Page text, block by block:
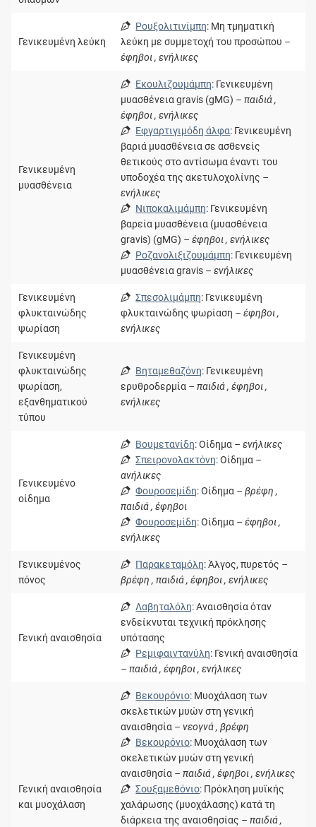
Γενικευμένη λεύκη
Ρουξολιτινίμπη: Μη τμηματική
λεύκη με συμμετοχή του προσώπου –
έφηβοι , ενήλικες
Γενικευμένη
μυασθένεια
Εκουλιζουμάμπη: Γενικευμένη
μυασθένεια gravis (gMG) – παιδιά ,
έφηβοι , ενήλικες
Εφγαρτιγιμόδη άλφα: Γενικευμένη
βαριά μυασθένεια σε ασθενείς
θετικούς στο αντίσωμα έναντι του
υποδοχέα της ακετυλοχολίνης –
ενήλικες
Νιποκαλιμάμπη: Γενικευμένη
βαρεία μυασθένεια (μυασθένεια
gravis) (gMG) – έφηβοι , ενήλικες
Ροζανολιξιζουμάμπη: Γενικευμένη
μυασθένεια gravis – ενήλικες
Γενικευμένη
φλυκταινώδης
ψωρίαση
Σπεσολιμάμπη: Γενικευμένη
φλυκταινώδης ψωρίαση – έφηβοι ,
ενήλικες
Γενικευμένη
φλυκταινώδης
ψωρίαση,
εξανθηματικού
τύπου
Βηταμεθαζόνη: Γενικευμένη
ερυθροδερμία – παιδιά , έφηβοι ,
ενήλικες
Γενικευμένο
οίδημα
Βουμετανίδη: Οίδημα – ενήλικες
Σπειρονολακτόνη: Οίδημα –
ανήλικες
Φουροσεμίδη: Οίδημα – βρέφη ,
παιδιά , έφηβοι
Φουροσεμίδη: Οίδημα – έφηβοι ,
ενήλικες
Γενικευμένος
πόνος
Παρακεταμόλη: Άλγος, πυρετός –
βρέφη , παιδιά , έφηβοι , ενήλικες
Γενική αναισθησία
Λαβηταλόλη: Αναισθησία όταν
ενδείκνυται τεχνική πρόκλησης
υπότασης
Ρεμιφαιντανύλη: Γενική αναισθησία
– παιδιά , έφηβοι , ενήλικες
Γενική αναισθησία
και μυοχάλαση
Βεκουρόνιο: Μυοχάλαση των
σκελετικών μυών στη γενική
αναισθησία – νεογνά , βρέφη
Βεκουρόνιο: Μυοχάλαση των
σκελετικών μυών στη γενική
αναισθησία – παιδιά , έφηβοι , ενήλικες
Σουξαμεθόνιο: Πρόκληση μυϊκής
χαλάρωσης (μυοχάλασης) κατά τη
διάρκεια της αναισθησίας – παιδιά ,